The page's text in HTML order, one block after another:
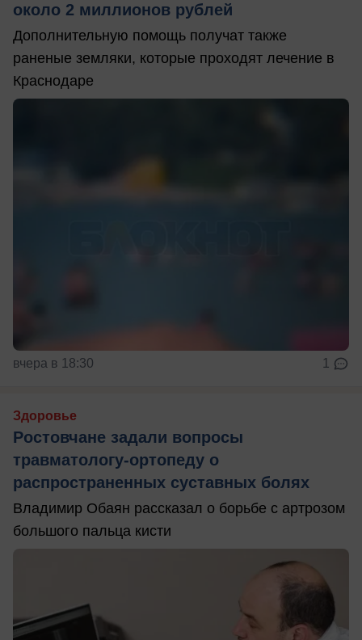
около 2 миллионов рублей
Дополнительную помощь получат также
раненые земляки, которые проходят лечение в
Краснодаре
вчера в 18:30 1
Здоровье
Ростовчане задали вопросы
травматологу-ортопеду о
распространенных суставных болях
Владимир Обаян рассказал о борьбе с артрозом
большого пальца кисти